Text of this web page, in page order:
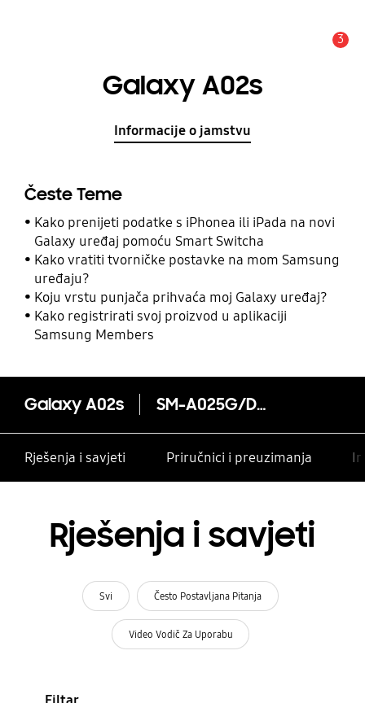
3
Galaxy A02s
Informacije o jamstvu
Česte Teme
Kako prenijeti podatke s iPhonea ili iPada na novi
Galaxy uređaj pomoću Smart Switcha
Kako vratiti tvorničke postavke na mom Samsung
uređaju?
Koju vrstu punjača prihvaća moj Galaxy uređaj?
Kako registrirati svoj proizvod u aplikaciji
Samsung Members
Galaxy A02s SM-A025G/DSN
Rješenja i savjeti Priručnici i preuzimanja
Rješenja i savjeti
Svi Često Postavljana Pitanja
Video Vodič Za Uporabu